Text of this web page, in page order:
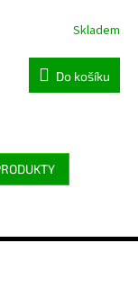
Skladem
Do košíku